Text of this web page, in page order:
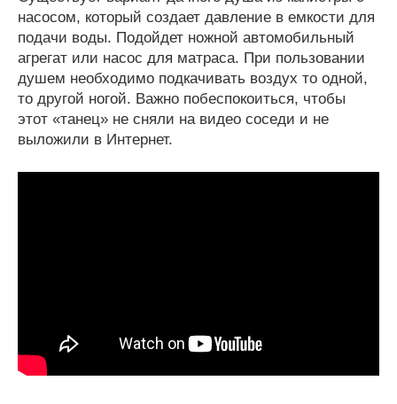
насосом, который создает давление в емкости для
подачи воды. Подойдет ножной автомобильный
агрегат или насос для матраса. При пользовании
душем необходимо подкачивать воздух то одной,
то другой ногой. Важно побеспокоиться, чтобы
этот «танец» не сняли на видео соседи и не
выложили в Интернет.